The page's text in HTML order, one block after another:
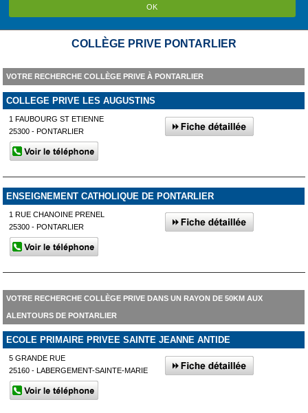
OK
COLLÈGE PRIVE PONTARLIER
VOTRE RECHERCHE COLLÈGE PRIVE À PONTARLIER
COLLEGE PRIVE LES AUGUSTINS
1 FAUBOURG ST ETIENNE
25300 - PONTARLIER
ENSEIGNEMENT CATHOLIQUE DE PONTARLIER
1 RUE CHANOINE PRENEL
25300 - PONTARLIER
VOTRE RECHERCHE COLLÈGE PRIVE DANS UN RAYON DE 50KM AUX
ALENTOURS DE PONTARLIER
ECOLE PRIMAIRE PRIVEE SAINTE JEANNE ANTIDE
5 GRANDE RUE
25160 - LABERGEMENT-SAINTE-MARIE